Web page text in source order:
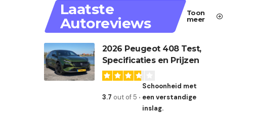
Laatste
Autoreviews
Toon
meer
2026 Peugeot 408 Test,
Specificaties en Prijzen
3.7 out of 5
Schoonheid met
een verstandige
inslag.